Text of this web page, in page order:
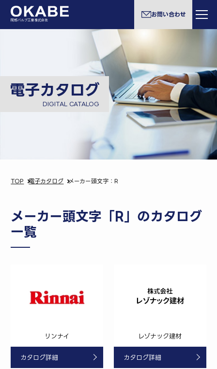
岡部バルブ工業株式会社
お問い合わせ
電子カタログ
DIGITAL CATALOG
TOP 電子カタログ メーカー頭文字：R
メーカー頭文字「R」のカタログ
一覧
リンナイ
カタログ詳細
レゾナック建材
カタログ詳細